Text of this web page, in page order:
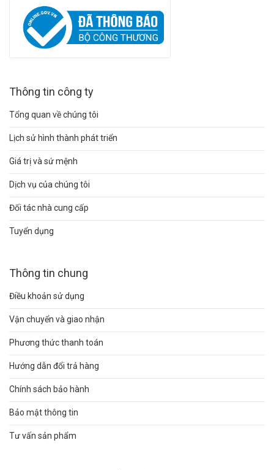
Thông tin công ty
Tổng quan về chúng tôi
Lịch sử hình thành phát triển
Giá trị và sứ mệnh
Dịch vụ của chúng tôi
Đối tác nhà cung cấp
Tuyển dụng
Thông tin chung
Điều khoản sử dụng
Vận chuyển và giao nhận
Phương thức thanh toán
Hướng dẫn đổi trả hàng
Chính sách bảo hành
Bảo mật thông tin
Tư vấn sản phẩm